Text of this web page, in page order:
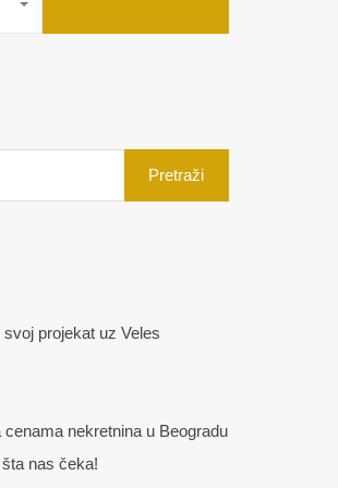
projekat uz Veles
nekretnina u Beogradu
nas čeka!